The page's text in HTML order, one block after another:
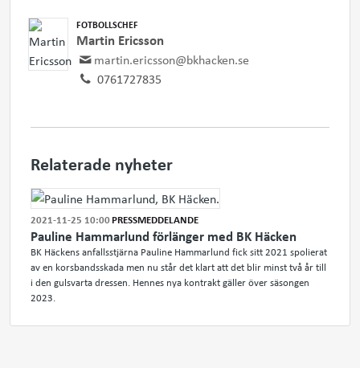
FOTBOLLSCHEF
Martin Ericsson
martin.ericsson@bkhacken.se
0761727835
Relaterade nyheter
2021-11-25 10:00PRESSMEDDELANDE
Pauline Hammarlund förlänger med BK Häcken
BK Häckens anfallsstjärna Pauline Hammarlund fick sitt 2021 spolierat
av en korsbandsskada men nu står det klart att det blir minst två år till
i den gulsvarta dressen. Hennes nya kontrakt gäller över säsongen
2023.